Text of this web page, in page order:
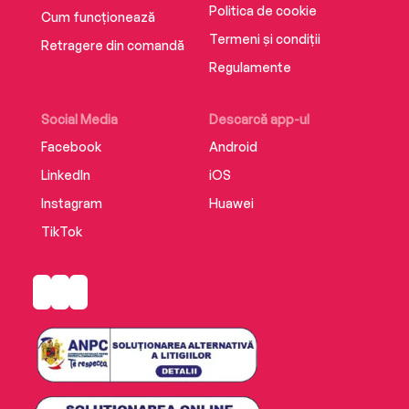
Cum funcționează
Retragere din comandă
Social Media
Facebook
LinkedIn
Instagram
TikTok
Descarcă app-ul
Android
iOS
Huawei
Politica de cookie
Termeni și condiții
Regulamente